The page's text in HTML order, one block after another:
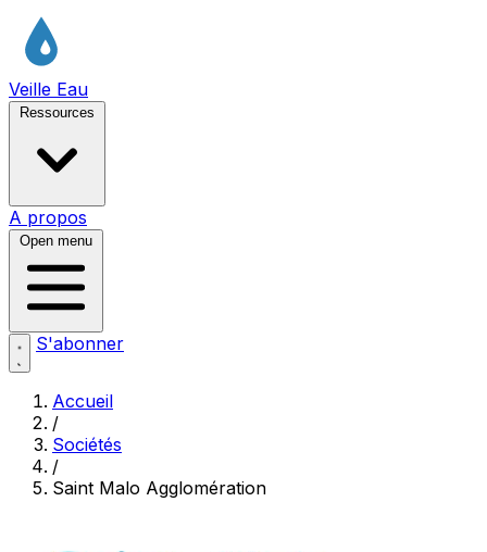
Veille Eau
Ressources
A propos
Open menu
S'abonner
Accueil
/
Sociétés
/
Saint Malo Agglomération